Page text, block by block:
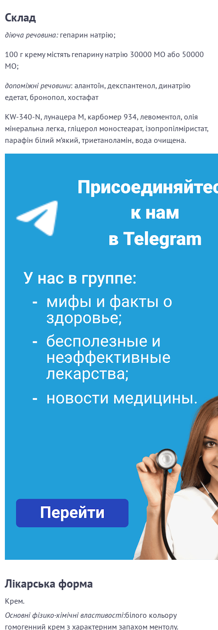
Склад
діюча речовина:гепарин натрію;
100 г крему містять гепарину натрію 30000 МО або 50000
МО;
допоміжні речовини: алантоїн, декспантенол, динатрію
едетат, бронопол, хостафат
KW-340-N, лунацера М, карбомер 934, левоментол, олія
мінеральна легка, гліцерол моностеарат, ізопропілміристат,
парафін білий м’який, триетаноламін, вода очищена.
Лікарська форма
Крем.
Основні фізико-хімічні властивості:білого кольору
гомогенний крем з характерним запахом ментолу.